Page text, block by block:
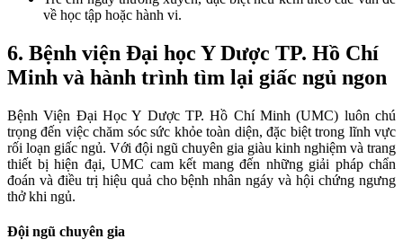
về học tập hoặc hành vi.
6. Bệnh viện Đại học Y Dược TP. Hồ Chí
Minh và hành trình tìm lại giấc ngủ ngon
Bệnh Viện Đại Học Y Dược TP. Hồ Chí Minh (UMC) luôn chú
trọng đến việc chăm sóc sức khỏe toàn diện, đặc biệt trong lĩnh vực
rối loạn giấc ngủ. Với đội ngũ chuyên gia giàu kinh nghiệm và trang
thiết bị hiện đại, UMC cam kết mang đến những giải pháp chẩn
đoán và điều trị hiệu quả cho bệnh nhân ngáy và hội chứng ngưng
thở khi ngủ.
Đội ngũ chuyên gia